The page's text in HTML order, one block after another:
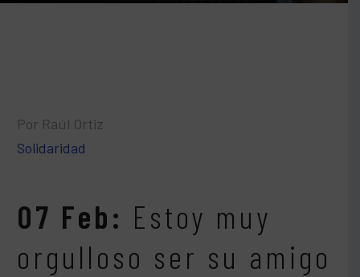
Por Raúl Ortiz
Solidaridad
07 Feb: Estoy muy
orgulloso ser su amigo